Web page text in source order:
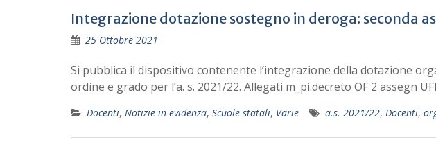
Integrazione dotazione sostegno in deroga: seconda
25 Ottobre 2021
Si pubblica il dispositivo contenente l’integrazione della dotazione
ordine e grado per l’a. s. 2021/22. Allegati m_pi.decreto OF 2 assegn
Docenti, Notizie in evidenza, Scuole statali, Varie a.s. 2021/22, Docenti,